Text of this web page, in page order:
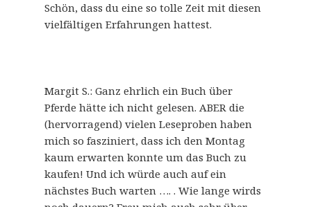
Schön, dass du eine so tolle Zeit mit diesen
vielfältigen Erfahrungen hattest.
Margit S.: Ganz ehrlich ein Buch über
Pferde hätte ich nicht gelesen. ABER die
(hervorragend) vielen Leseproben haben
mich so fasziniert, dass ich den Montag
kaum erwarten konnte um das Buch zu
kaufen! Und ich würde auch auf ein
nächstes Buch warten …. . Wie lange wirds